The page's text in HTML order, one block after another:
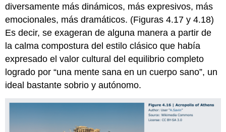
diversamente más dinámicos, más expresivos, más
emocionales, más dramáticos. (Figuras 4.17 y 4.18)
Es decir, se exageran de alguna manera a partir de
la calma compostura del estilo clásico que había
expresado el valor cultural del equilibrio completo
logrado por “una mente sana en un cuerpo sano”, un
ideal bastante sobrio y autónomo.